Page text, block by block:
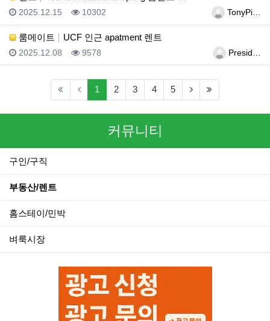
등록자TonyPi…
등록일
2025.12.15 조회
10302
룸메이트 UCF 인근 apatment 렌트
등록자Presid…
등록일
2025.12.08 조회
9578
1 (current)
2 3 4 5 (next)
커뮤니티
구인/구직
부동산/렌트
홈스테이/민박
벼룩시장